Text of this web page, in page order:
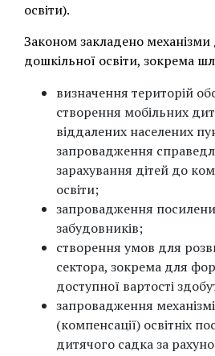
освіти).
Законом закладено механізми
дошкільної освіти, зокрема
визначення територій
створення мобільних
віддалених населених
запровадження
зарахування дітей до
освіти;
запровадження
забудовників;
створення умов для
сектора, зокрема для
доступної вартості
запровадження
(компенсації) освітніх
дитячого садка за